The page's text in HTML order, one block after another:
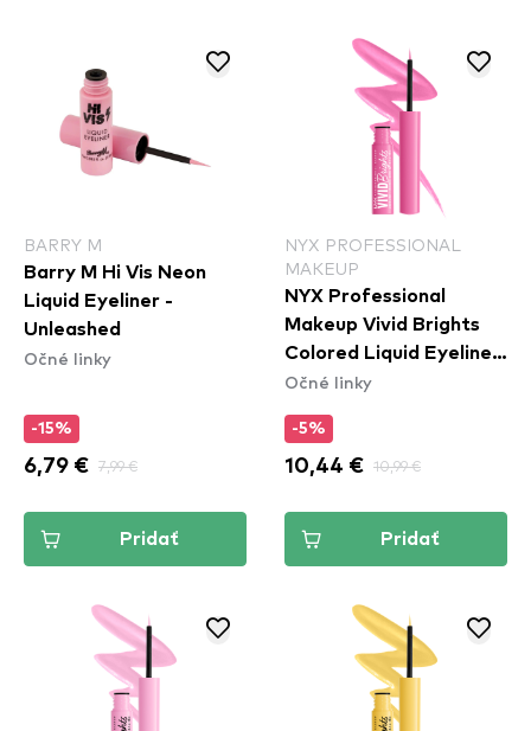
BARRY M
Barry M Hi Vis Neon
Liquid Eyeliner -
Unleashed
Očné linky
-15%
6,79 € 7,99 €
Pridať
NYX PROFESSIONAL
MAKEUP
NYX Professional
Makeup Vivid Brights
Colored Liquid Eyeliner
- Don't Pink Twice
Očné linky
-5%
10,44 € 10,99 €
Pridať